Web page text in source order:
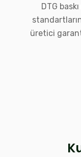
DTG
üretici